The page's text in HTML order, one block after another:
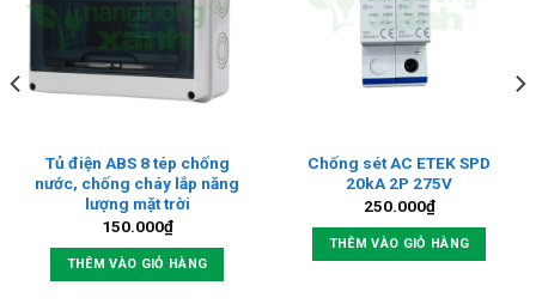
Tủ điện ABS 8 tép chống
nước, chống cháy lắp năng
lượng mặt trời
150.000₫
THÊM VÀO GIỎ HÀNG
Chống sét AC ETEK SPD
20kA 2P 275V
250.000₫
THÊM VÀO GIỎ HÀNG